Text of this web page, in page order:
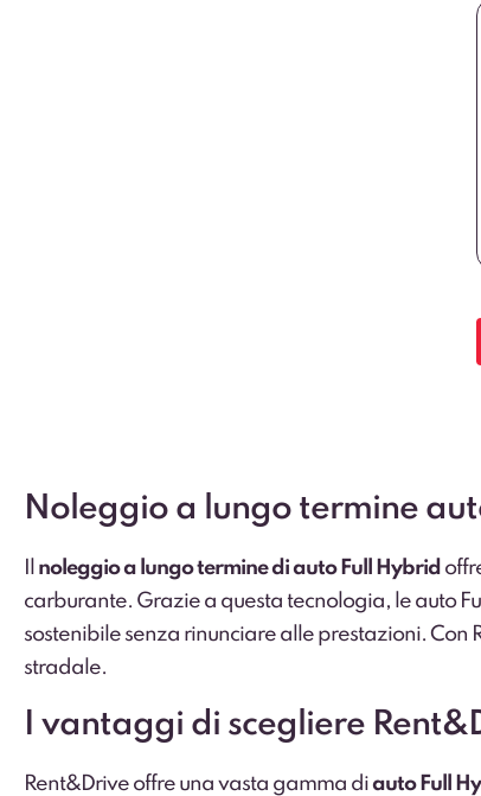
Noleggio a lungo termine
noleggio a lungo termine di auto Full Hybrid
carburante. Grazie a questa tecnologia, le auto
sostenibile senza rinunciare alle prestazioni. Con
stradale.
I vantaggi di scegliere
Rent&Drive offre una vasta gamma diauto Full